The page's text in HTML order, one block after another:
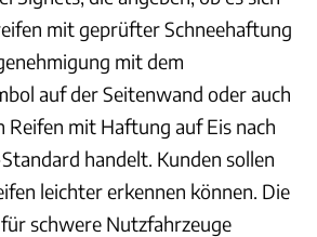
mit geprüfter Schneehaftung
mit dem
auf der Seitenwand oder auch
Reifen mit Haftung auf Eis nach
handelt. Kunden sollen
leichter erkennen können. Die
schwere Nutzfahrzeuge